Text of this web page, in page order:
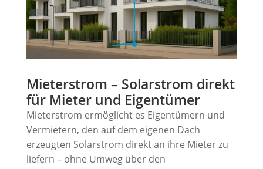
Mieterstrom – Solarstrom direkt
für Mieter und Eigentümer
Mieterstrom ermöglicht es Eigentümern und
Vermietern, den auf dem eigenen Dach
erzeugten Solarstrom direkt an ihre Mieter zu
liefern – ohne Umweg über den